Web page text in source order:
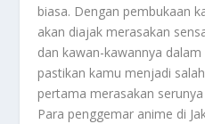
biasa. Dengan pembukaan
akan diajak merasakan
dan kawan-kawannya dalam
pastikan kamu menjadi
pertama merasakan
Para penggemar anime di